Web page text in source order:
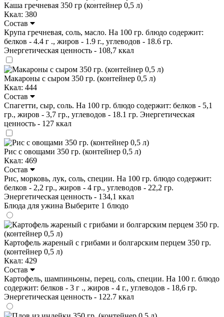
Каша гречневая 350 гр (контейнер 0,5 л)
Ккал: 380
Состав
Крупа гречневая, соль, масло. На 100 гр. блюдо содержит:
белков - 4.4 г ., жиров - 1.9 г., углеводов - 18.6 гр.
Энергетическая ценность - 108,7 ккал
Макароны с сыром 350 гр. (контейнер 0,5 л)
Ккал: 444
Состав
Спагетти, сыр, соль. На 100 гр. блюдо содержит: белков - 5,1
гр., жиров - 3,7 гр., углеводов - 18.1 гр. Энергетическая
ценность - 127 ккал
Рис с овощами 350 гр. (контейнер 0,5 л)
Ккал: 469
Состав
Рис, морковь, лук, соль, специи. На 100 гр. блюдо содержит:
белков - 2,2 гр., жиров - 4 гр., углеводов - 22,2 гр.
Энергетическая ценность - 134,1 ккал
Блюда для ужина Выберите 1 блюдо
Картофель жареный с грибами и болгарским перцем 350 гр.
(контейнер 0,5 л)
Ккал: 429
Состав
Картофель, шампиньоны, перец, соль, специи. На 100 г. блюдо
содержит: белков - 3 г ., жиров - 4 г., углеводов - 18,6 гр.
Энергетическая ценность - 122.7 ккал